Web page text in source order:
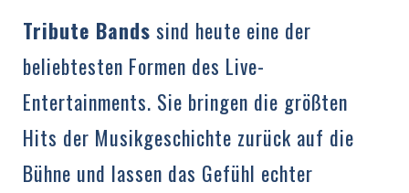
Tribute Bands sind heute eine der
beliebtesten Formen des Live-
Entertainments. Sie bringen die größten
Hits der Musikgeschichte zurück auf die
Bühne und lassen das Gefühl echter